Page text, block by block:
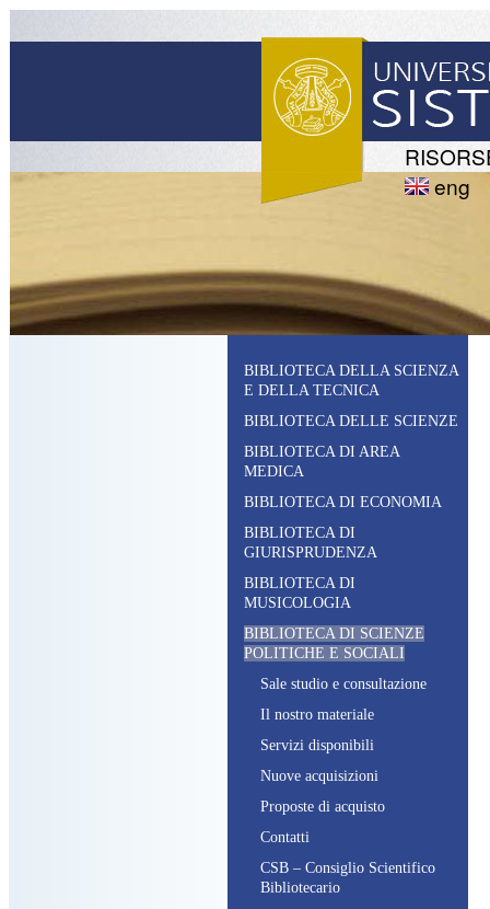
eng
BIBLIOTECA DELLA SCIENZA
E DELLA TECNICA
BIBLIOTECA DELLE SCIENZE
BIBLIOTECA DI AREA
MEDICA
BIBLIOTECA DI ECONOMIA
BIBLIOTECA DI
GIURISPRUDENZA
BIBLIOTECA DI
MUSICOLOGIA
BIBLIOTECA DI SCIENZE
POLITICHE E SOCIALI
Sale studio e consultazione
Il nostro materiale
Servizi disponibili
Nuove acquisizioni
Proposte di acquisto
Contatti
CSB – Consiglio Scientifico
Bibliotecario